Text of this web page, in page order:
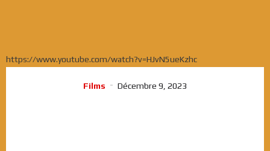
https://www.youtube.com/watch?v=HJvN5ueKzhc
Films Décembre 9, 2023